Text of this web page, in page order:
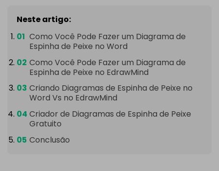
Neste artigo:
Como Você Pode Fazer um Diagrama de
Espinha de Peixe no Word
Como Você Pode Fazer um Diagrama de
Espinha de Peixe no EdrawMind
Criando Diagramas de Espinha de Peixe no
Word Vs no EdrawMind
Criador de Diagramas de Espinha de Peixe
Gratuito
Conclusão